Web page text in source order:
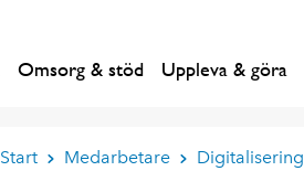
Omsorg & stöd Uppleva & göra
Start Medarbetare Digitalisering